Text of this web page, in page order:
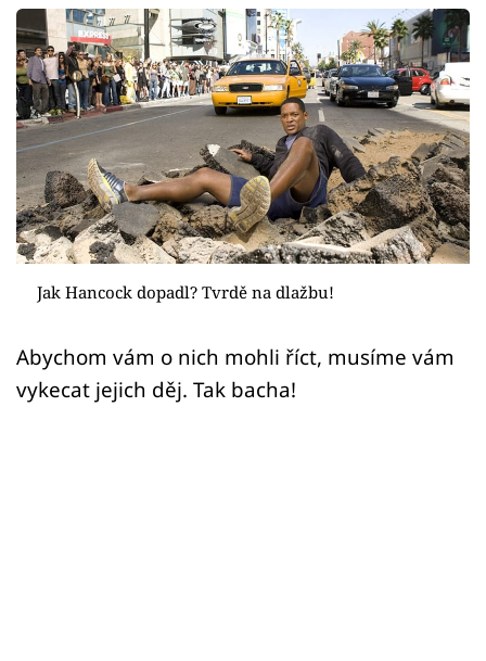
Showbyznys
Youtubeři
Virály
Sex a vztahy
Videa
Sledujte prima+
Přihlášení
Jak Hancock dopadl? Tvrdě na dlažbu!
Abychom vám o nich mohli říct, musíme vám
vykecat jejich děj. Tak bacha!